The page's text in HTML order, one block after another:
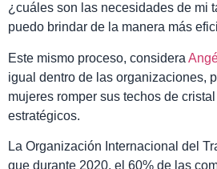
¿cuáles son las necesidades de mi
puedo brindar de la manera más
Este mismo proceso, considera
igual dentro de las organizaciones,
mujeres romper sus techos de
estratégicos.
La Organización Internacional del
que durante 2020, el 60% de las